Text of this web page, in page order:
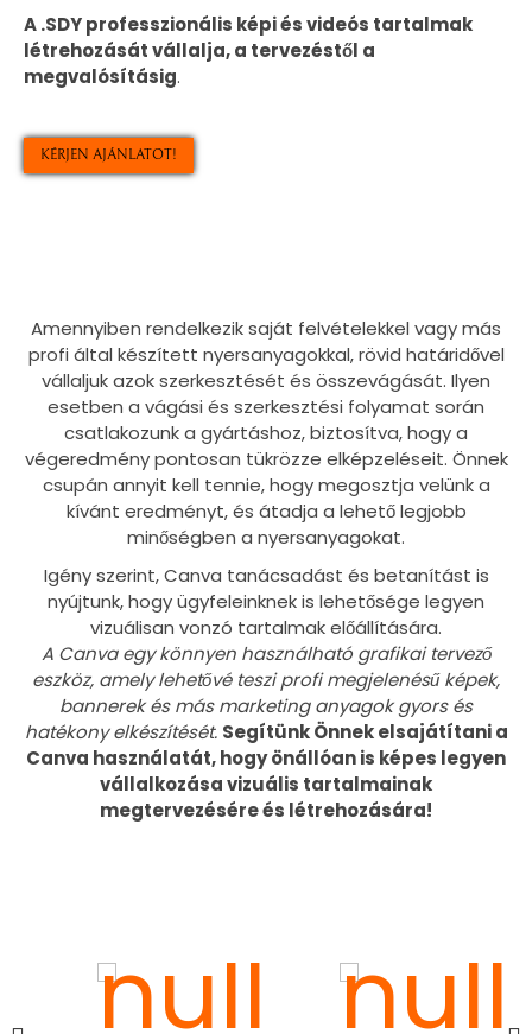
A .SDY professzionális képi és videós tartalmak
létrehozását vállalja, a tervezéstől a
megvalósításig.
KÉRJEN AJÁNLATOT!
Amennyiben rendelkezik saját felvételekkel vagy más
profi által készített nyersanyagokkal, rövid határidővel
vállaljuk azok szerkesztését és összevágását. Ilyen
esetben a vágási és szerkesztési folyamat során
csatlakozunk a gyártáshoz, biztosítva, hogy a
végeredmény pontosan tükrözze elképzeléseit. Önnek
csupán annyit kell tennie, hogy megosztja velünk a
kívánt eredményt, és átadja a lehető legjobb
minőségben a nyersanyagokat.
Igény szerint, Canva tanácsadást és betanítást is
nyújtunk, hogy ügyfeleinknek is lehetősége legyen
vizuálisan vonzó tartalmak előállítására.
A Canva egy könnyen használható grafikai tervező
eszköz, amely lehetővé teszi profi megjelenésű képek,
bannerek és más marketing anyagok gyors és
hatékony elkészítését. Segítünk Önnek elsajátítani a
Canva használatát, hogy önállóan is képes legyen
vállalkozása vizuális tartalmainak
megtervezésére és létrehozására!